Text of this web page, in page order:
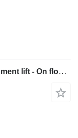
TyreON TSC4000X2A LP wheel alignment lift - On floor - Free wheel lifti